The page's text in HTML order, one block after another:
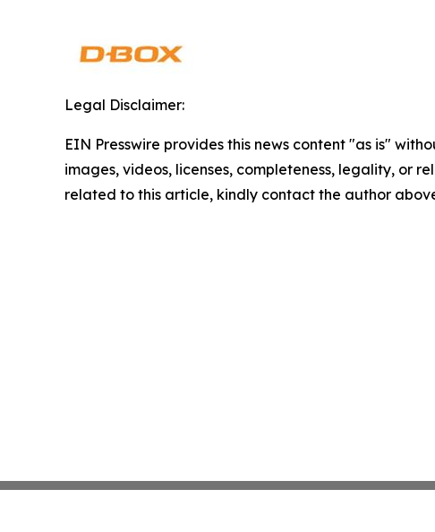
Legal Disclaimer:
EIN Presswire provides this news content "as is"
images, videos, licenses, completeness, legality, or
related to this article, kindly contact the author